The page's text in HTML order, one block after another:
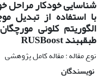
با استفاده از
الگوریتم کلونی
طبقهبند RUSBoost
نوع مقاله : مقاله کامل پژوهشی
نویسندگان